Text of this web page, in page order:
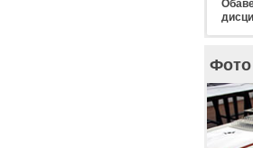
Фото